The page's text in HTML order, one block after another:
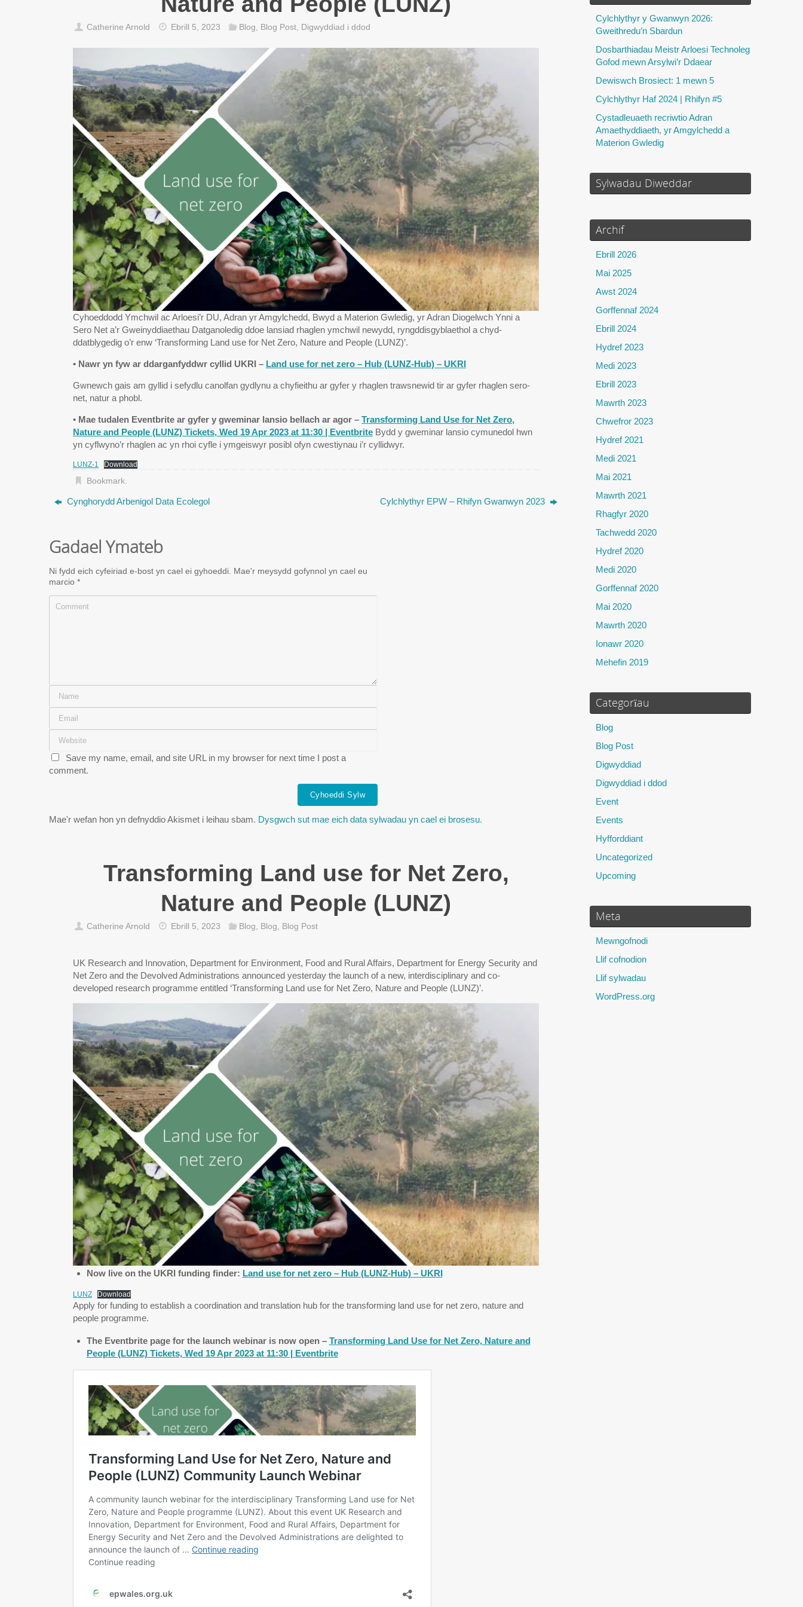
Catherine Arnold Ebrill 5, 2023 Blog Blog Post, Digwyddiad i ddod
Cyhoeddodd Ymchwil ac Arloesi’r DU, Adran yr Amgylchedd, Bwyd a Materion Gwledig, yr Adran Diogelwch Ynni a
Sero Net a’r Gweinyddiaethau Datganoledig ddoe lansiad rhaglen ymchwil newydd, ryngddisgyblaethol a chyd-
ddatblygedig o’r enw ‘Transforming Land use for Net Zero, Nature and People (LUNZ)’.
• Nawr yn fyw ar ddarganfyddwr cyllid UKRI – Land use for net zero – Hub (LUNZ-Hub) – UKRI
Gwnewch gais am gyllid i sefydlu canolfan gydlynu a chyfieithu ar gyfer y rhaglen trawsnewid tir ar gyfer rhaglen sero-
net, natur a phobl.
• Mae tudalen Eventbrite ar gyfer y gweminar lansio bellach ar agor – Transforming Land Use for Net Zero,
Nature and People (LUNZ) Tickets, Wed 19 Apr 2023 at 11:30 | Eventbrite Bydd y gweminar lansio cymunedol hwn
yn cyflwyno’r rhaglen ac yn rhoi cyfle i ymgeiswyr posibl ofyn cwestiynau i’r cyllidwyr.
LUNZ-1 Download
Bookmark.
Cynghorydd Arbenigol Data Ecolegol Cylchlythyr EPW – Rhifyn Gwanwyn 2023
Gadael Ymateb
Ni fydd eich cyfeiriad e-bost yn cael ei gyhoeddi.
Mae'r meysydd gofynnol yn cael eu
marcio *
Save my name, email, and site URL in my browser for next time I post a
comment.
Mae'r wefan hon yn defnyddio Akismet i leihau sbam. Dysgwch sut mae eich data sylwadau yn cael ei brosesu.
Transforming Land use for Net Zero,
Nature and People (LUNZ)
Catherine Arnold Ebrill 5, 2023 Blog, Blog, Blog Post
UK Research and Innovation, Department for Environment, Food and Rural Affairs, Department for Energy Security and
Net Zero and the Devolved Administrations announced yesterday the launch of a new, interdisciplinary and co-
developed research programme entitled ‘Transforming Land use for Net Zero, Nature and People (LUNZ)’.
Now live on the UKRI funding finder: Land use for net zero – Hub (LUNZ-Hub) – UKRI
LUNZ Download
Apply for funding to establish a coordination and translation hub for the transforming land use for net zero, nature and
people programme.
The Eventbrite page for the launch webinar is now open – Transforming Land Use for Net Zero, Nature and
People (LUNZ) Tickets, Wed 19 Apr 2023 at 11:30 | Eventbrite
Cylchlythyr y Gwanwyn 2026:
Gweithredu’n Sbardun
Dosbarthiadau Meistr Arloesi Technoleg
Gofod mewn Arsylwi’r Ddaear
Dewiswch Brosiect: 1 mewn 5
Cylchlythyr Haf 2024 | Rhifyn #5
Cystadleuaeth recriwtio Adran
Amaethyddiaeth, yr Amgylchedd a
Materion Gwledig
Sylwadau Diweddar
Archif
Ebrill 2026
Mai 2025
Awst 2024
Gorffennaf 2024
Ebrill 2024
Hydref 2023
Medi 2023
Ebrill 2023
Mawrth 2023
Chwefror 2023
Hydref 2021
Medi 2021
Mai 2021
Mawrth 2021
Rhagfyr 2020
Tachwedd 2020
Hydref 2020
Medi 2020
Gorffennaf 2020
Mai 2020
Mawrth 2020
Ionawr 2020
Mehefin 2019
Categorïau
Blog
Blog Post
Digwyddiad
Digwyddiad i ddod
Event
Events
Hyfforddiant
Uncategorized
Upcoming
Meta
Mewngofnodi
Llif cofnodion
Llif sylwadau
WordPress.org